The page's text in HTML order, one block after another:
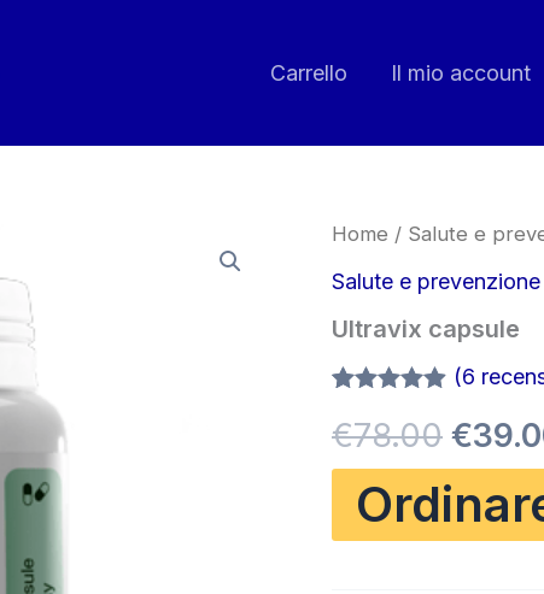
Carrello Il mio account
Home / Salute e
Salute e prevenzione
Ultravix capsule
4.83su 5
su base
di
recensioni
(6
€78.00 Il
€